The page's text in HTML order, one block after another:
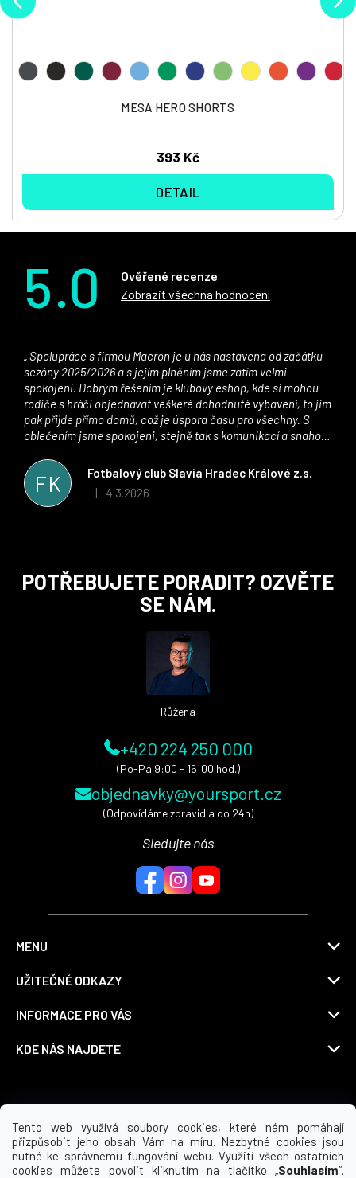
Tento web využívá soubory cookies, které nám pomáhají
přizpůsobit jeho obsah Vám na míru. Nezbytné cookies jsou
nutné ke správnému fungování webu. Využití všech ostatních
cookies můžete povolit kliknutím na tlačítko „Souhlasím“.
MESA HERO SHORTS
393 Kč
DETAIL
5.0
Ověřené recenze
Zobrazit všechna hodnocení
FK
Fotbalový club Slavia Hradec Králové z.s.
Hodnocení obchodu je 5 z 5 hvězdiček.
| 4.3.2026
sezóny 2025/2026 a s jejím plněním jsme zatím velmi
spokojeni. Dobrým řešením je klubový eshop, kde si mohou
rodiče s hráči objednávat veškeré dohodnuté vybavení, to jim
pak přijde přímo domů, což je úspora času pro všechny. S
oblečením jsme spokojeni, stejně tak s komunikací a snahou
stran. Věříme, že v tomto duchu bude spolupráce pokračovat
i nadále, nyní už začínáme řešit i první sady dresů ;)
POTŘEBUJETE PORADIT? OZVĚTE
SE NÁM.
Růžena
+420 224 250 000
(Po-Pá 9:00 - 16:00 hod.)
objednavky@yoursport.cz
(Odpovídáme zpravidla do 24h)
Sledujte nás
MENU
UŽITEČNÉ ODKAZY
INFORMACE PRO VÁS
KDE NÁS NAJDETE
Možnosti dopravy